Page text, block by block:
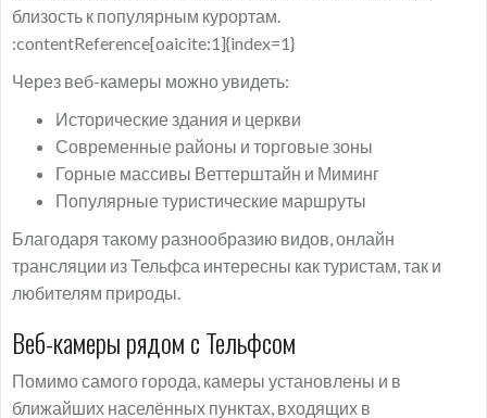
близость к популярным курортам.
:contentReference[oaicite:1]{index=1}
Через веб-камеры можно увидеть:
Исторические здания и церкви
Современные районы и торговые зоны
Горные массивы Веттерштайн и Миминг
Популярные туристические маршруты
Благодаря такому разнообразию видов, онлайн
трансляции из Тельфса интересны как туристам, так и
любителям природы.
Веб-камеры рядом с Тельфсом
Помимо самого города, камеры установлены и в
ближайших населённых пунктах, входящих в